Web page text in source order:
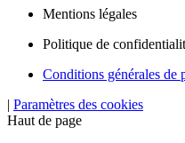
Mentions légales
Politique de
Conditions générales de
| Paramètres des cookies
Haut de page